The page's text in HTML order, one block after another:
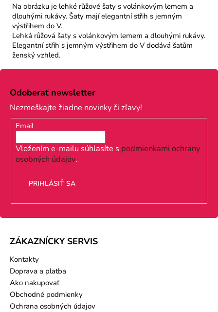
Na obrázku je lehké růžové šaty s volánkovým lemem a
dlouhými rukávy. Šaty mají elegantní střih s jemným
výstřihem do V.
Lehká růžová šaty s volánkovým lemem a dlouhými rukávy.
Elegantní střih s jemným výstřihem do V dodává šatům
ženský vzhled.
Z
Odoberať newsletter
Nezmeškajte žiadne novinky či zľavy!
Email
Vložením e-mailu súhlasíte s podmienkami ochrany
osobných údajov.
PRIHLÁSIŤ SA
ZÁKAZNÍCKY SERVIS
Kontakty
Doprava a platba
Ako nakupovať
Obchodné podmienky
Ochrana osobných údajov